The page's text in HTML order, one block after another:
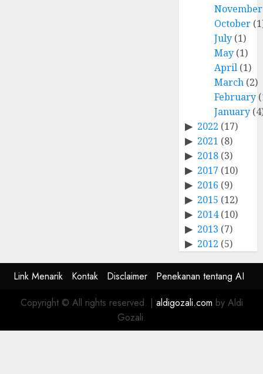
November
October
July (1)
May (1)
April (1)
March (2)
February
January
2022 (17)
2021 (8)
2018 (3)
2017 (10)
2016 (9)
2015 (12)
2014(10)
2013 (7)
2012 (5)
Link Menarik Kontak Disclaimer
Penekanan tentang AI
Copyright © All rights reserved. | aldigozali.com by Aldi
Gozali.